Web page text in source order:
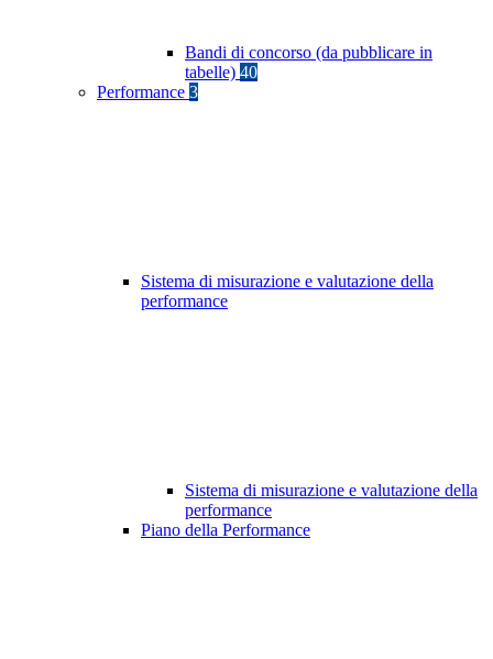
Bandi di concorso (da pubblicare in
tabelle) 40
Performance 3
Sistema di misurazione e valutazione della
performance
Sistema di misurazione e valutazione della
performance
Piano della Performance